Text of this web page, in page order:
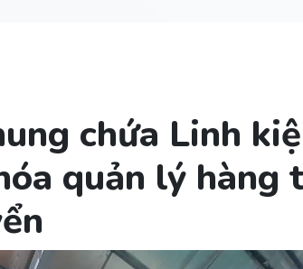
chứa Linh
quản lý hàng